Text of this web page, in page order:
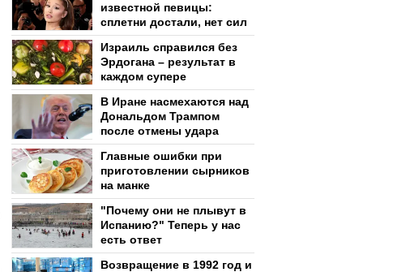
известной певицы:
сплетни достали, нет сил
Израиль справился без
Эрдогана – результат в
каждом супере
В Иране насмехаются над
Дональдом Трампом
после отмены удара
Главные ошибки при
приготовлении сырников
на манке
"Почему они не плывут в
Испанию?" Теперь у нас
есть ответ
Возвращение в 1992 год и